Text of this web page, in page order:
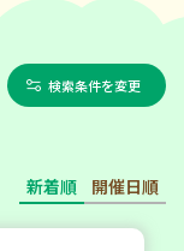
検索条件を変更
新着順 開催日順